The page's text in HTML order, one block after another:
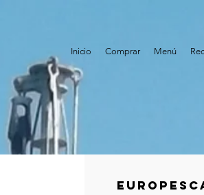
Inicio Comprar Menú